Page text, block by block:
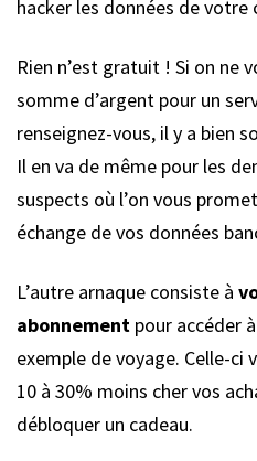
hacker les données de votre
Rien n’est gratuit ! Si on ne
somme d’argent pour un
renseignez-vous, il y a bien
Il en va de même pour les
suspects où l’on vous
échange de vos données
L’autre arnaque consiste à
abonnement pour accéder
exemple de voyage. Celle-ci
10 à 30% moins cher vos
débloquer un cadeau.